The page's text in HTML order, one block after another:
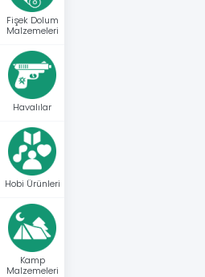
Fişek Dolum
Malzemeleri
Havalılar
Hobi Ürünleri
Kamp
Malzemeleri